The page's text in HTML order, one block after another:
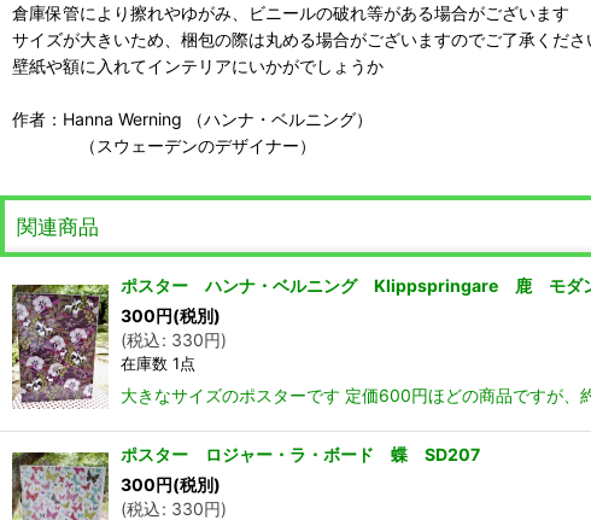
倉庫保管により擦れやゆがみ、ビニールの破れ等がある場合がございます
サイズが大きいため、梱包の際は丸める場合がございますのでご了承くださ
壁紙や額に入れてインテリアにいかがでしょうか
作者：Hanna Werning （ハンナ・ベルニング）
（スウェーデンのデザイナー）
関連商品
ポスター ハンナ・ベルニング Klippspringare 鹿 モ
300円(税別)
(税込: 330円)
在庫数 1点
大きなサイズのポスターです 定価600円ほどの商品ですが
ポスター ロジャー・ラ・ボード 蝶 SD207
300円(税別)
(税込: 330円)